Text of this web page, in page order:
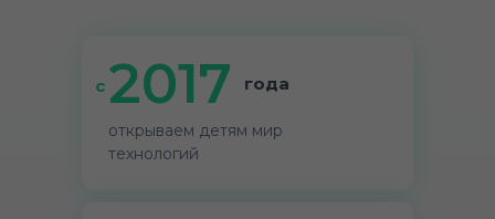
2017
открываем детям мир
технологий
c года